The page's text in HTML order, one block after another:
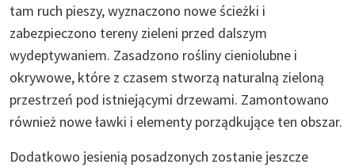
tam ruch pieszy, wyznaczono nowe ścieżki i
zabezpieczono tereny zieleni przed dalszym
wydeptywaniem. Zasadzono rośliny cieniolubne i
okrywowe, które z czasem stworzą naturalną zieloną
przestrzeń pod istniejącymi drzewami. Zamontowano
również nowe ławki i elementy porządkujące ten obszar.
Dodatkowo jesienią posadzonych zostanie jeszcze